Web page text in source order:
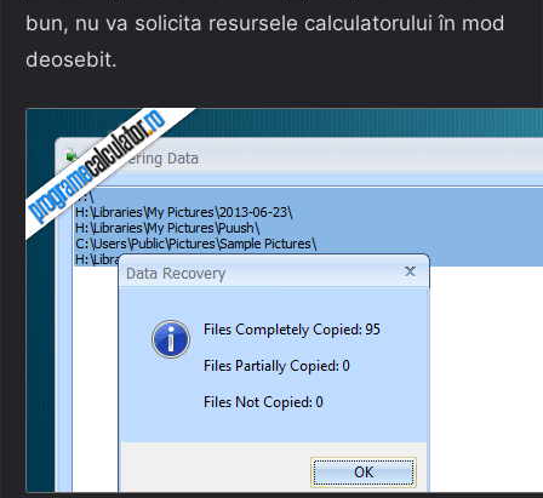
bun, nu va solicita resursele calculatorului în mod
deosebit.